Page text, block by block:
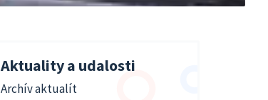
Aktuality a udalosti
Archív aktualít